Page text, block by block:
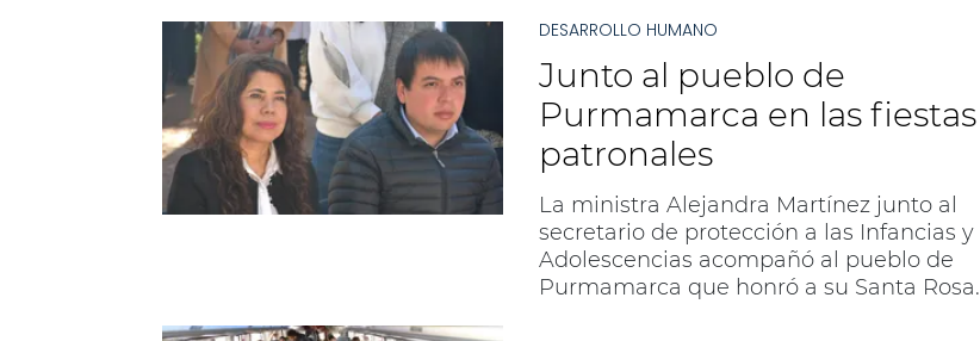
DESARROLLO HUMANO
Junto al pueblo de
Purmamarca en las fiestas
patronales
La ministra Alejandra Martínez junto al
secretario de protección a las Infancias y
Adolescencias acompañó al pueblo de
Purmamarca que honró a su Santa Rosa.